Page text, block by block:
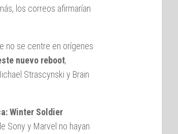
los correos afirmarían
no se centre en orígenes
nuevo reboot,
Strascynski y Brain
Winter Soldier
Sony y Marvel no hayan